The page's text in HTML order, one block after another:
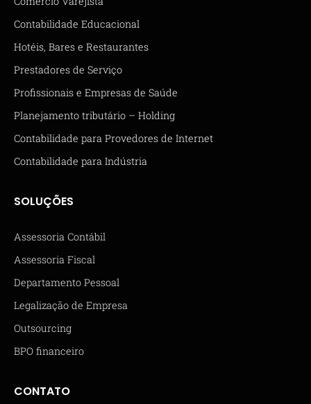
Contabilidade Educacional
Hotéis, Bares e Restaurantes
Prestadores de Serviço
Profissionais e Empresas de Saúde
Planejamento tributário – Holding
Contabilidade para Provedores de Internet
Contabilidade para Indústria
SOLUÇÕES
Assessoria Contábil
Assessoria Fiscal
Departamento Pessoal
Legalização de Empresa
Outsourcing
BPO financeiro
CONTATO